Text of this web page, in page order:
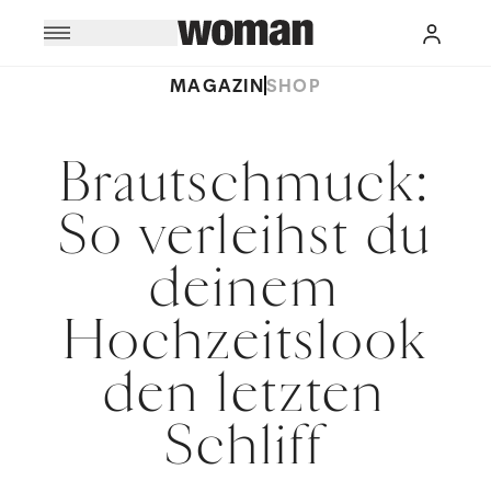
MAGAZINSHOP
Brautschmuck:
So verleihst du
deinem
Hochzeitslook
den letzten
Schliff